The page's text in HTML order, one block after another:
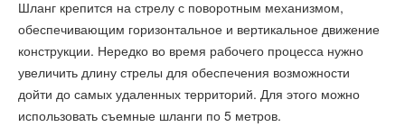
Шланг крепится на стрелу с поворотным механизмом,
обеспечивающим горизонтальное и вертикальное движение
конструкции. Нередко во время рабочего процесса нужно
увеличить длину стрелы для обеспечения возможности
дойти до самых удаленных территорий. Для этого можно
использовать съемные шланги по 5 метров.